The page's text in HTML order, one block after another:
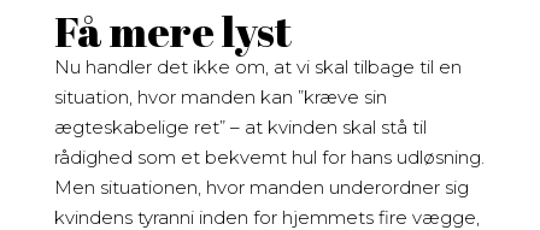
Få mere lyst
Nu handler det ikke om, at vi skal tilbage til en
situation, hvor manden kan ”kræve sin
ægteskabelige ret” – at kvinden skal stå til
rådighed som et bekvemt hul for hans udløsning.
Men situationen, hvor manden underordner sig
kvindens tyranni inden for hjemmets fire vægge,